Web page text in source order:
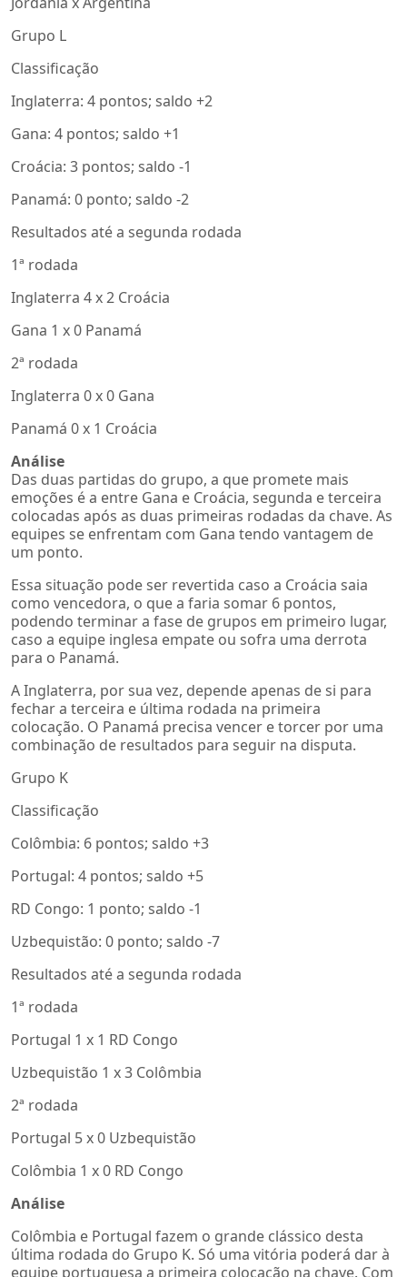
Grupo L
Classificação
Inglaterra: 4 pontos; saldo +2
Gana: 4 pontos; saldo +1
Croácia: 3 pontos; saldo -1
Panamá: 0 ponto; saldo -2
Resultados até a segunda rodada
1ª rodada
Inglaterra 4 x 2 Croácia
Gana 1 x 0 Panamá
2ª rodada
Inglaterra 0 x 0 Gana
Panamá 0 x 1 Croácia
Análise
Das duas partidas do grupo, a que promete mais
emoções é a entre Gana e Croácia, segunda e terceira
colocadas após as duas primeiras rodadas da chave. As
equipes se enfrentam com Gana tendo vantagem de
um ponto.
Essa situação pode ser revertida caso a Croácia saia
como vencedora, o que a faria somar 6 pontos,
podendo terminar a fase de grupos em primeiro lugar,
caso a equipe inglesa empate ou sofra uma derrota
para o Panamá.
A Inglaterra, por sua vez, depende apenas de si para
fechar a terceira e última rodada na primeira
colocação. O Panamá precisa vencer e torcer por uma
combinação de resultados para seguir na disputa.
Grupo K
Classificação
Colômbia: 6 pontos; saldo +3
Portugal: 4 pontos; saldo +5
RD Congo: 1 ponto; saldo -1
Uzbequistão: 0 ponto; saldo -7
Resultados até a segunda rodada
1ª rodada
Portugal 1 x 1 RD Congo
Uzbequistão 1 x 3 Colômbia
2ª rodada
Portugal 5 x 0 Uzbequistão
Colômbia 1 x 0 RD Congo
Análise
Colômbia e Portugal fazem o grande clássico desta
última rodada do Grupo K. Só uma vitória poderá dar à
equipe portuguesa a primeira colocação na chave. Com